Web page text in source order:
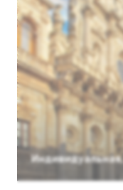
Индивидуальная,